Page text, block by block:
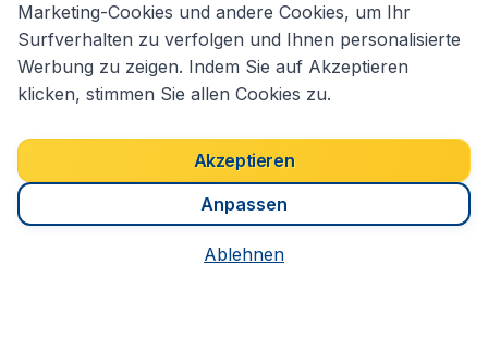
Internationale Webseiten
Folgen Sie uns:
Marketing-Cookies und andere Cookies, um Ihr
Surfverhalten zu verfolgen und Ihnen personalisierte
Werbung zu zeigen. Indem Sie auf Akzeptieren
klicken, stimmen Sie allen Cookies zu.
Akzeptieren
Anpassen
Ablehnen